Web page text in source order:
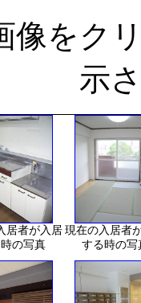
像をク
示
居者が入居
の写真
現在の入居者
する時の写